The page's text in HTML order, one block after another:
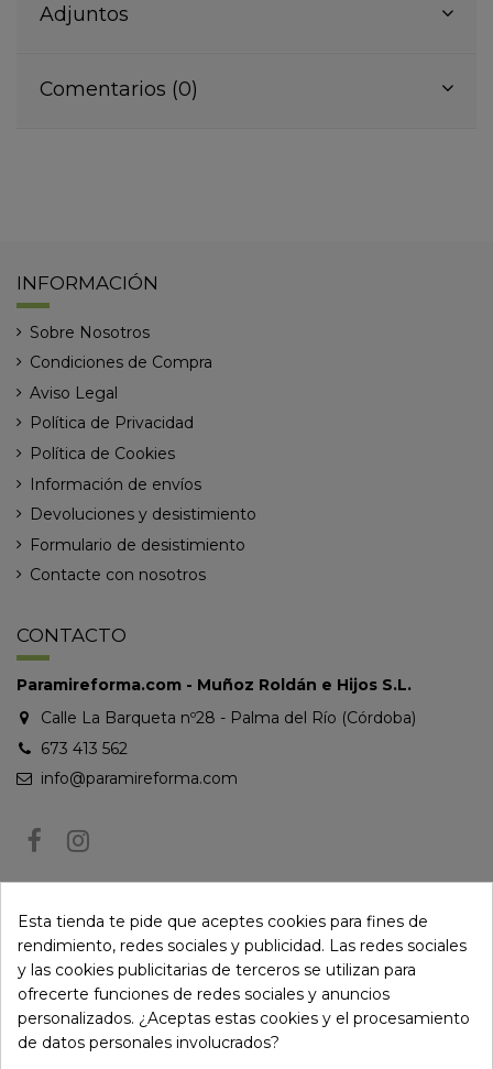
Adjuntos
Comentarios (0)
INFORMACIÓN
Sobre Nosotros
Condiciones de Compra
Aviso Legal
Política de Privacidad
Política de Cookies
Información de envíos
Devoluciones y desistimiento
Formulario de desistimiento
Contacte con nosotros
CONTACTO
Paramireforma.com - Muñoz Roldán e Hijos S.L.
Calle La Barqueta nº28 - Palma del Río (Córdoba)
673 413 562
info@paramireforma.com
Puede darse de baja en cualquier momento. Para ello, consulte nuestra
información de contacto en el aviso legal.
Esta tienda te pide que aceptes cookies para fines de
rendimiento, redes sociales y publicidad. Las redes sociales
y las cookies publicitarias de terceros se utilizan para
ofrecerte funciones de redes sociales y anuncios
personalizados. ¿Aceptas estas cookies y el procesamiento
de datos personales involucrados?